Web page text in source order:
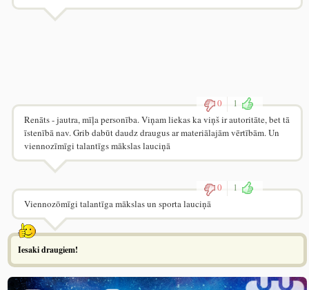
0
1
Renāts - jautra, mīļa personība. Viņam liekas ka viņš ir autoritāte, bet tā
īstenībā nav. Grib dabūt daudz draugus ar materiālajām vērtībām. Un
viennozīmīgi talantīgs mākslas lauciņā
0
1
Viennozōmīgi talantīga mākslas un sporta lauciņā
Iesaki draugiem!